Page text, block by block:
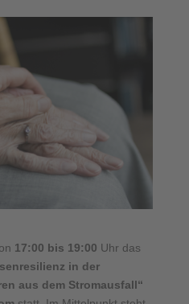
17:00 bis 19:00 Uhr das
in der
aus dem Stromausfall“